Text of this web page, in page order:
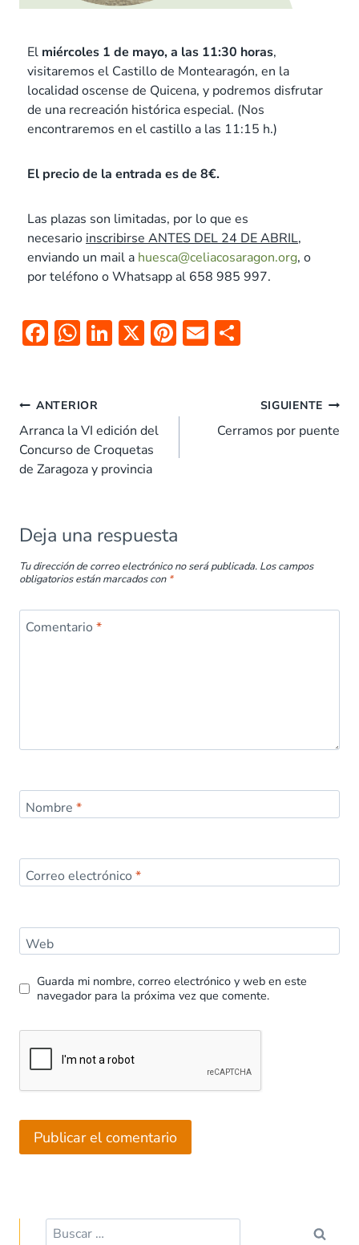
El miércoles 1 de mayo, a las 11:30 horas,
visitaremos el Castillo de Montearagón, en la
localidad oscense de Quicena, y podremos disfrutar
de una recreación histórica especial. (Nos
encontraremos en el castillo a las 11:15 h.)
El precio de la entrada es de 8€.
Las plazas son limitadas, por lo que es
necesario inscribirse ANTES DEL 24 DE ABRIL,
enviando un mail a huesca@celiacosaragon.org, o
por teléfono o Whatsapp al 658 985 997.
F
b
o
o
W
s
A
p
p
Li
dI
n
X Pi
es
E
ar
ANTERIOR
Arranca la VI edición del
Concurso de Croquetas
de Zaragoza y provincia
SIGUIENTE
Cerramos por puente
Deja una respuesta
Tu dirección de correo electrónico no será publicada. Los campos
obligatorios están marcados con *
Comentario *
Nombre *
Correo electrónico *
Web
Guarda mi nombre, correo electrónico y web en este
navegador para la próxima vez que comente.